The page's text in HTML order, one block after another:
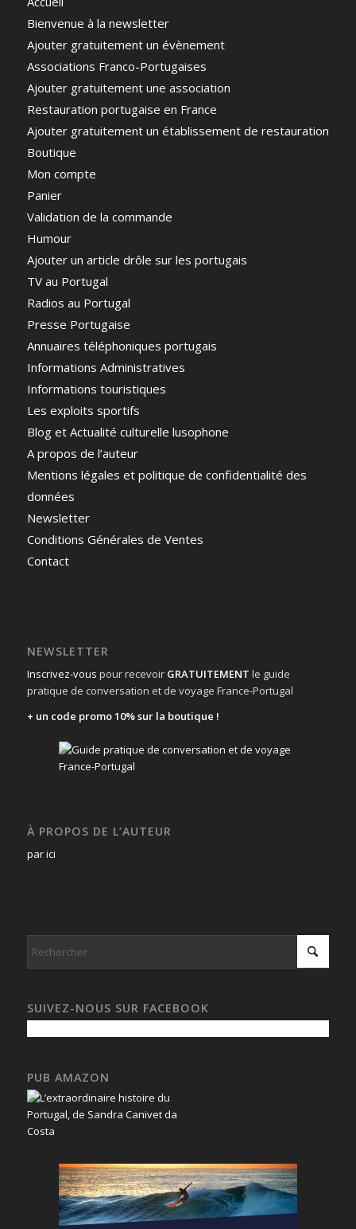
Bienvenue à la newsletter
Ajouter gratuitement un évènement
Associations Franco-Portugaises
Ajouter gratuitement une association
Restauration portugaise en France
Ajouter gratuitement un établissement de restauration
Boutique
Mon compte
Panier
Validation de la commande
Humour
Ajouter un article drôle sur les portugais
TV au Portugal
Radios au Portugal
Presse Portugaise
Annuaires téléphoniques portugais
Informations Administratives
Informations touristiques
Les exploits sportifs
Blog et Actualité culturelle lusophone
A propos de l’auteur
Mentions légales et politique de confidentialité des
données
Newsletter
Conditions Générales de Ventes
Contact
NEWSLETTER
Inscrivez-vous pour recevoir GRATUITEMENT le guide
pratique de conversation et de voyage France-Portugal
+ un code promo 10% sur la boutique !
À PROPOS DE L’AUTEUR
par ici
SUIVEZ-NOUS SUR FACEBOOK
PUB AMAZON